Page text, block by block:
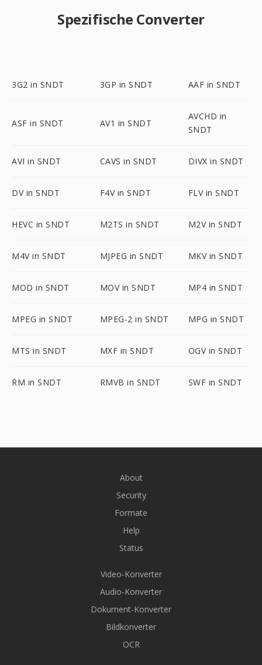
Spezifische Converter
3G2 in SNDT 3GP in SNDT AAF in SNDT
ASF in SNDT AV1 in SNDT
AVCHD in
SNDT
AVI in SNDT CAVS in SNDT DIVX in SNDT
DV in SNDT F4V in SNDT FLV in SNDT
HEVC in SNDT M2TS in SNDT M2V in SNDT
M4V in SNDT MJPEG in SNDT MKV in SNDT
MOD in SNDT MOV in SNDT MP4 in SNDT
MPEG in SNDT MPEG-2 in SNDT MPG in SNDT
MTS in SNDT MXF in SNDT OGV in SNDT
RM in SNDT RMVB in SNDT SWF in SNDT
About
Security
Formate
Help
Status
Video-Konverter
Audio-Konverter
Dokument-Konverter
Bildkonverter
OCR